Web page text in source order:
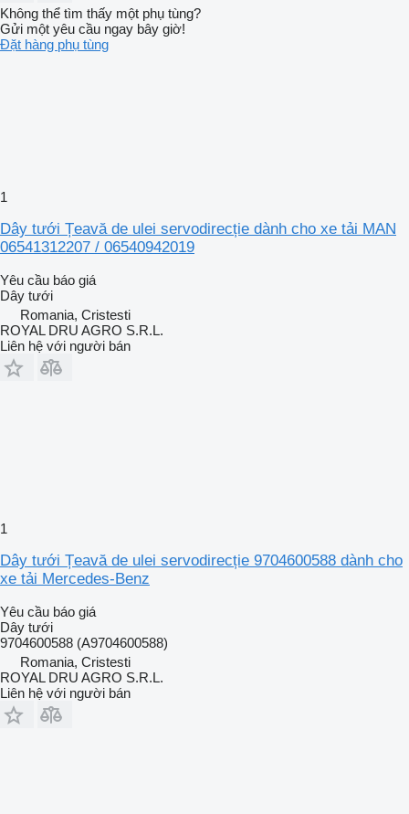
Không thể tìm thấy một phụ tùng?
Gửi một yêu cầu ngay bây giờ!
Đặt hàng phụ tùng
1
Dây tưới Țeavă de ulei servodirecție dành cho xe tải MAN
06541312207 / 06540942019
Yêu cầu báo giá
Dây tưới
Romania, Cristesti
ROYAL DRU AGRO S.R.L.
Liên hệ với người bán
1
Dây tưới Țeavă de ulei servodirecție 9704600588 dành cho
xe tải Mercedes-Benz
Yêu cầu báo giá
Dây tưới
9704600588 (A9704600588)
Romania, Cristesti
ROYAL DRU AGRO S.R.L.
Liên hệ với người bán